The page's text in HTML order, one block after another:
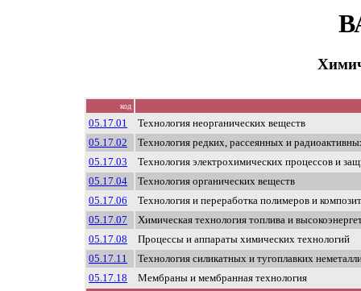
код
05.17.01
Технология неорганических веществ
05.17.02
Технология редких, рассеянных и
05.17.03
Технология электрохимических процессов и
05.17.04
Технология органических веществ
05.17.06
Технология и переработка полимеров и
05.17.07
Химическая технология топлива и
05.17.08
Процессы и аппараты химических технологий
05.17.11
Технология силикатных и тугоплавких
05.17.18
Мембраны и мембранная технология